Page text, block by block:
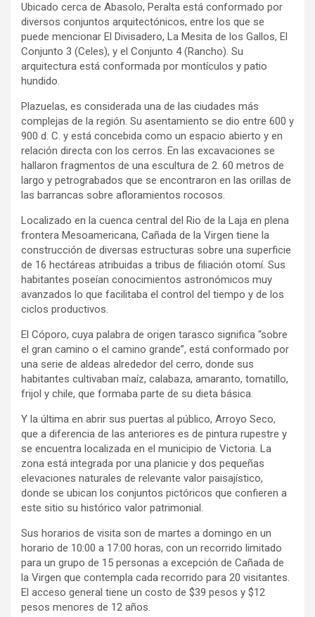
Ubicado cerca de Abasolo, Peralta está conformado por
diversos conjuntos arquitectónicos, entre los que se
puede mencionar El Divisadero, La Mesita de los Gallos, El
Conjunto 3 (Celes), y el Conjunto 4 (Rancho). Su
arquitectura está conformada por montículos y patio
hundido.
Plazuelas, es considerada una de las ciudades más
complejas de la región. Su asentamiento se dio entre 600 y
900 d. C. y está concebida como un espacio abierto y en
relación directa con los cerros. En las excavaciones se
hallaron fragmentos de una escultura de 2. 60 metros de
largo y petrograbados que se encontraron en las orillas de
las barrancas sobre afloramientos rocosos.
Localizado en la cuenca central del Rio de la Laja en plena
frontera Mesoamericana, Cañada de la Virgen tiene la
construcción de diversas estructuras sobre una superficie
de 16 hectáreas atribuidas a tribus de filiación otomí. Sus
habitantes poseían conocimientos astronómicos muy
avanzados lo que facilitaba el control del tiempo y de los
ciclos productivos.
El Cóporo, cuya palabra de origen tarasco significa “sobre
el gran camino o el camino grande”, está conformado por
una serie de aldeas alrededor del cerro, donde sus
habitantes cultivaban maíz, calabaza, amaranto, tomatillo,
frijol y chile, que formaba parte de su dieta básica.
Y la última en abrir sus puertas al público, Arroyo Seco,
que a diferencia de las anteriores es de pintura rupestre y
se encuentra localizada en el municipio de Victoria. La
zona está integrada por una planicie y dos pequeñas
elevaciones naturales de relevante valor paisajístico,
donde se ubican los conjuntos pictóricos que confieren a
este sitio su histórico valor patrimonial.
Sus horarios de visita son de martes a domingo en un
horario de 10:00 a 17:00 horas, con un recorrido limitado
para un grupo de 15 personas a excepción de Cañada de
la Virgen que contempla cada recorrido para 20 visitantes.
El acceso general tiene un costo de $39 pesos y $12
pesos menores de 12 años.